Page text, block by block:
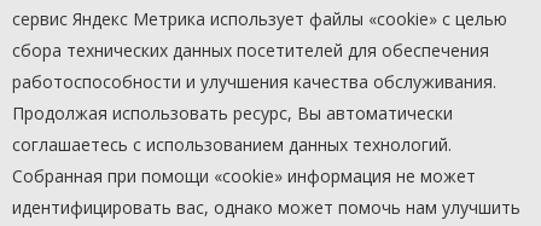
Маслянский передвижной
культурный комплекс - ПКК
№2
сервис Яндекс Метрика использует файлы «cookie» с целью
сбора технических данных посетителей для обеспечения
работоспособности и улучшения качества обслуживания.
Продолжая использовать ресурс, Вы автоматически
соглашаетесь с использованием данных технологий.
Собранная при помощи «cookie» информация не может
идентифицировать вас, однако может помочь нам улучшить